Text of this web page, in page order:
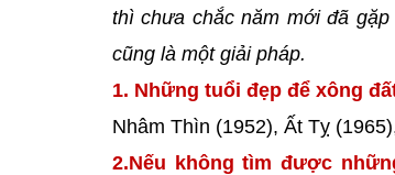
thì chưa chắc năm mới đã
cũng là một giải pháp.
1. Những tuổi đẹp để xông
Nhâm Thìn (1952), Ất Tỵ
2.Nếu không tìm được